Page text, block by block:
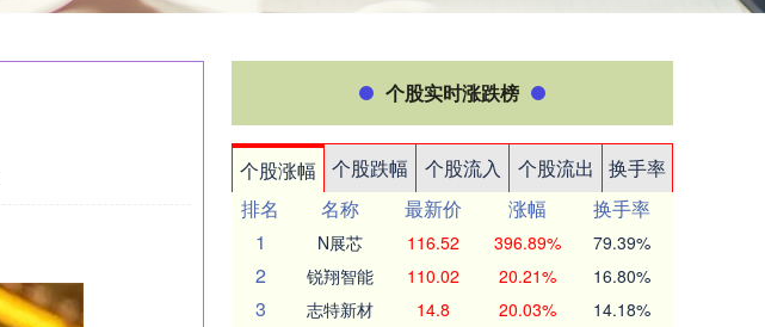
个股实时涨跌榜
个股涨幅 个股跌幅 个股流入 个股流出
换手率
排名
名称 最新价 涨幅
换手率
1
N展芯 116.52 396.89% 79.39%
2 锐翔智能 110.02 20.21% 16.80%
3 志特新材 14.8 20.03% 14.18%